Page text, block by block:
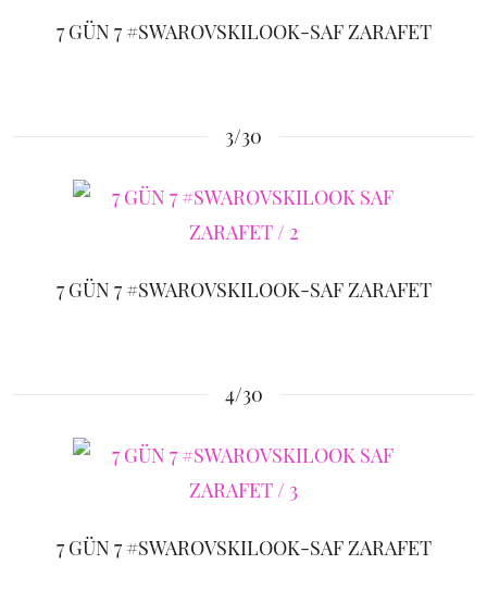
7 GÜN 7 #SWAROVSKILOOK-SAF ZARAFET
3/30
7 GÜN 7 #SWAROVSKILOOK-SAF ZARAFET
4/30
7 GÜN 7 #SWAROVSKILOOK-SAF ZARAFET